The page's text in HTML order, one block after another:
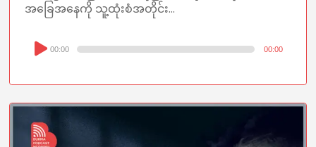
အခြေအနေကို သူ့ထုံးစံအတိုင်း...
Audio
Player
00:00 00:00